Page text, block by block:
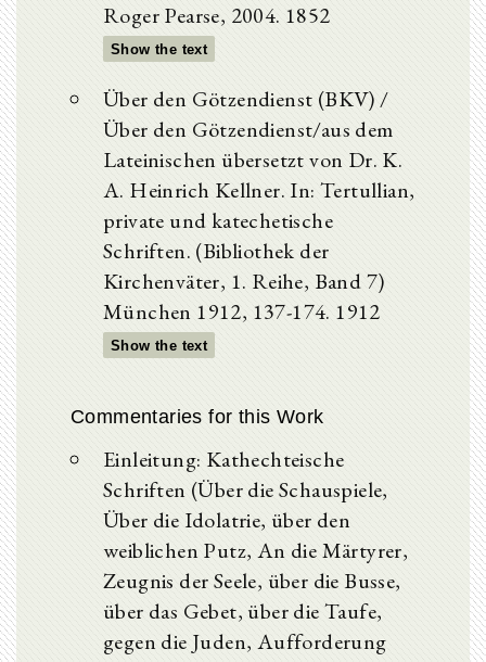
Roger Pearse, 2004. 1852
Show the text
Über den Götzendienst (BKV) /
Über den Götzendienst/aus dem
Lateinischen übersetzt von Dr. K.
A. Heinrich Kellner. In: Tertullian,
private und katechetische
Schriften. (Bibliothek der
Kirchenväter, 1. Reihe, Band 7)
München 1912, 137-174. 1912
Show the text
Commentaries for this Work
Einleitung: Kathechteische
Schriften (Über die Schauspiele,
Über die Idolatrie, über den
weiblichen Putz, An die Märtyrer,
Zeugnis der Seele, über die Busse,
über das Gebet, über die Taufe,
gegen die Juden, Aufforderung